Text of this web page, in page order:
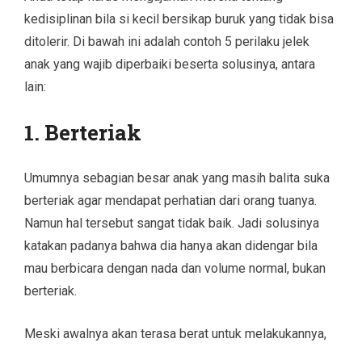
kedisiplinan bila si kecil bersikap buruk yang tidak bisa
ditolerir. Di bawah ini adalah contoh 5 perilaku jelek
anak yang wajib diperbaiki beserta solusinya, antara
lain:
1. Berteriak
Umumnya sebagian besar anak yang masih balita suka
berteriak agar mendapat perhatian dari orang tuanya.
Namun hal tersebut sangat tidak baik. Jadi solusinya
katakan padanya bahwa dia hanya akan didengar bila
mau berbicara dengan nada dan volume normal, bukan
berteriak.
Meski awalnya akan terasa berat untuk melakukannya,